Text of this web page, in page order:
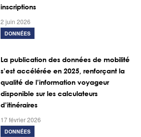
inscriptions
2 juin 2026
DONNÉES
La publication des données de mobilité
s’est accélérée en 2025, renforçant la
qualité de l’information voyageur
disponible sur les calculateurs
d’itinéraires
17 février 2026
DONNÉES